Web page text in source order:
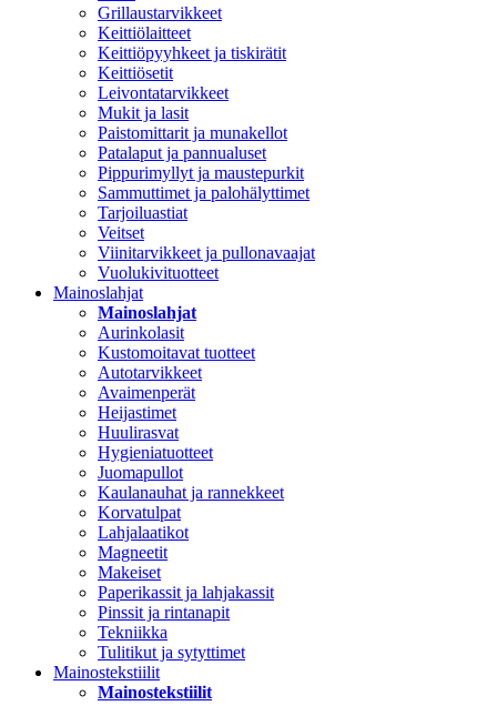
Grillaustarvikkeet
Keittiölaitteet
Keittiöpyyhkeet ja tiskirätit
Keittiösetit
Leivontatarvikkeet
Mukit ja lasit
Paistomittarit ja munakellot
Patalaput ja pannualuset
Pippurimyllyt ja maustepurkit
Sammuttimet ja palohälyttimet
Tarjoiluastiat
Veitset
Viinitarvikkeet ja pullonavaajat
Vuolukivituotteet
Mainoslahjat
Mainoslahjat
Aurinkolasit
Kustomoitavat tuotteet
Autotarvikkeet
Avaimenperät
Heijastimet
Huulirasvat
Hygieniatuotteet
Juomapullot
Kaulanauhat ja rannekkeet
Korvatulpat
Lahjalaatikot
Magneetit
Makeiset
Paperikassit ja lahjakassit
Pinssit ja rintanapit
Tekniikka
Tulitikut ja sytyttimet
Mainostekstiilit
Mainostekstiilit